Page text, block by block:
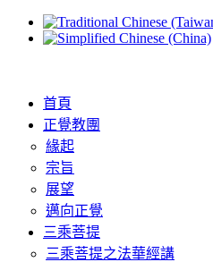
首頁
正覺教團
緣起
宗旨
展望
邁向正覺
三乘菩提
三乘菩提之法華經講